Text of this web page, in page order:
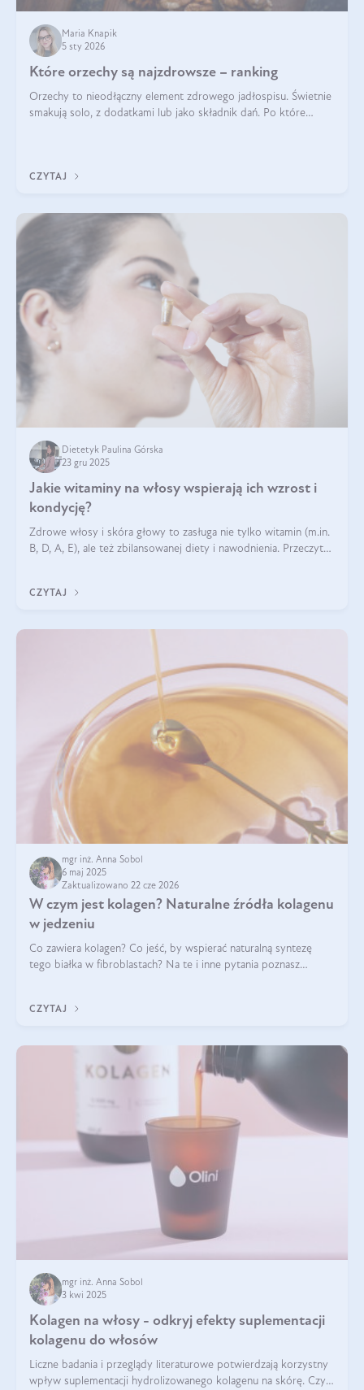
Maria Knapik
5 sty 2026
Które orzechy są najzdrowsze – ranking
Orzechy to nieodłączny element zdrowego jadłospisu. Świetnie
smakują solo, z dodatkami lub jako składnik dań. Po które
CZYTAJ
Dietetyk Paulina Górska
23 gru 2025
Jakie witaminy na włosy wspierają ich wzrost i
kondycję?
Zdrowe włosy i skóra głowy to zasługa nie tylko witamin (m.in.
B, D, A, E), ale też zbilansowanej diety i nawodnienia. Przeczytaj
CZYTAJ
mgr inż. Anna Sobol
6 maj 2025
Zaktualizowano 22 cze 2026
W czym jest kolagen? Naturalne źródła kolagenu
w jedzeniu
Co zawiera kolagen? Co jeść, by wspierać naturalną syntezę
tego białka w fibroblastach? Na te i inne pytania poznasz
CZYTAJ
mgr inż. Anna Sobol
3 kwi 2025
Kolagen na włosy - odkryj efekty suplementacji
kolagenu do włosów
Liczne badania i przeglądy literaturowe potwierdzają korzystny
wpływ suplementacji hydrolizowanego kolagenu na skórę. Czy